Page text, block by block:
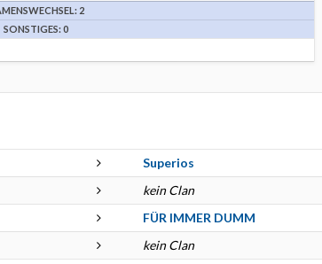
2
SONSTIGES: 0
Superios
kein Clan
FÜR IMMER DUMM
kein Clan